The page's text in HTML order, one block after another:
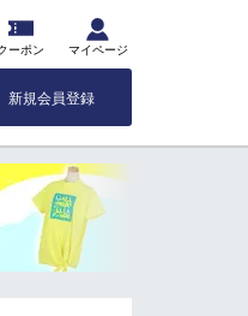
ーポン マイページ
新規会員登録